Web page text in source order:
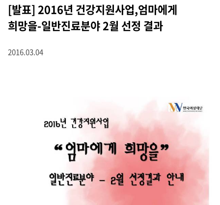
[발표] 2016년 건강지원사업,엄마에게
희망을-일반진료분야 2월 선정 결과
2016.03.04